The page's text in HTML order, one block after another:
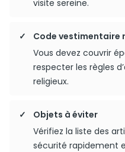
visite sereine.
Code vestimentaire
Vous devez couvrir
respecter les règles
religieux.
Objets à éviter
Vérifiez la liste des
sécurité rapidement